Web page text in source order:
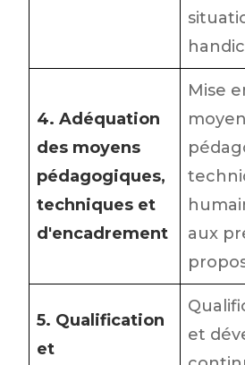
4. Adéquation
des moyens
pédagogiques,
techniques et
d'encadrement
Mise
aux
5. Qualification
et
et